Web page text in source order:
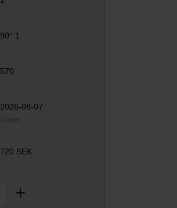
90° 1
570
2026-08-07
I lager
720 SEK